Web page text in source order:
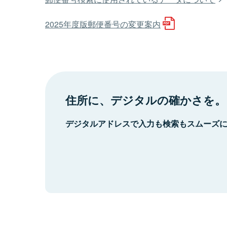
2025年度版郵便番号の変更案内
住所に、デジタルの確かさを。
デジタルアドレスで入力も検索もスムーズ